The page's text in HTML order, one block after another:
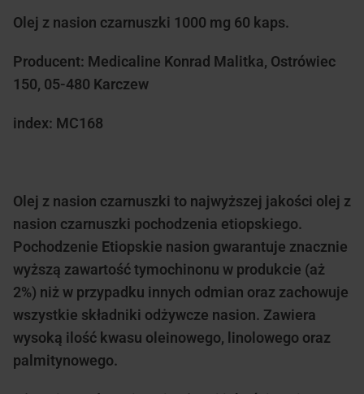
Olej z nasion czarnuszki 1000 mg 60 kaps.
Producent: Medicaline Konrad Malitka, Ostrówiec
150, 05-480 Karczew
index: MC168
Olej z nasion czarnuszki to najwyższej jakości olej z
nasion czarnuszki pochodzenia etiopskiego.
Pochodzenie Etiopskie nasion gwarantuje znacznie
wyższą zawartość tymochinonu w produkcie (aż
2%) niż w przypadku innych odmian oraz zachowuje
wszystkie składniki odżywcze nasion. Zawiera
wysoką ilość kwasu oleinowego, linolowego oraz
palmitynowego.